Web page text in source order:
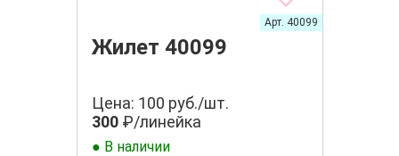
Жилет 40099
Арт. 40099
Цена: 100 руб./шт.
300₽/линейка
● В наличии